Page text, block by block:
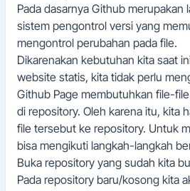
Pada dasarnya Github merupakan
sistem pengontrol versi yang
mengontrol perubahan pada file.
Dikarenakan kebutuhan kita saat
website statis, kita tidak perlu
Github Page membutuhkan file-
di repository. Oleh karena itu, kita
file tersebut ke repository. Untuk
bisa mengikuti langkah-langkah
Buka repository yang sudah kita
Pada repository baru/kosong kita